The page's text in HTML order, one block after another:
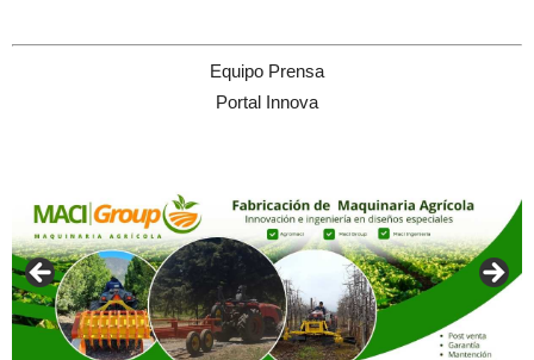
Equipo Prensa
Portal Innova